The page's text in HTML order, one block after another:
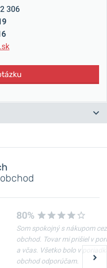
306
nám komentár
dotaz
80%
Som spokojný s nákupom cez
obchod. Tovar mi prišiel v
a včas. Všetko bolo v
obchod odporúčam.